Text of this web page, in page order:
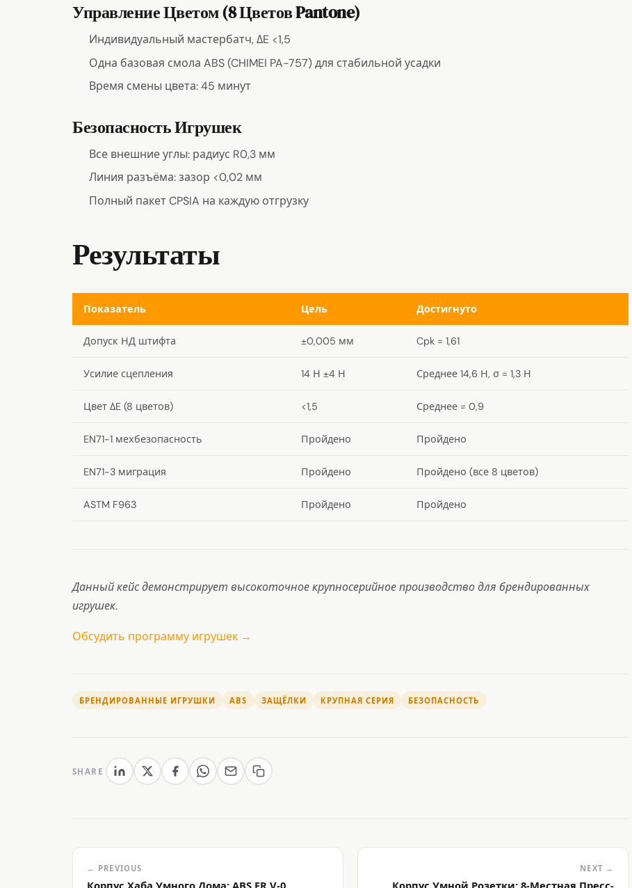
Управление Цветом (8 Цветов Pantone)
Индивидуальный мастербатч, ΔE <1,5
Одна базовая смола ABS (CHIMEI PA-757) для стабильной усадки
Время смены цвета: 45 минут
Безопасность Игрушек
Все внешние углы: радиус R0,3 мм
Линия разъёма: зазор <0,02 мм
Полный пакет CPSIA на каждую отгрузку
Результаты
Показатель Цель Достигнуто
Допуск НД штифта ±0,005 мм Cpk = 1,61
Усилие сцепления 14 Н ±4 Н Среднее 14,6 Н, σ = 1,3 Н
Цвет ΔE (8 цветов) <1,5 Среднее = 0,9
EN71-1 мехбезопасность Пройдено Пройдено
EN71-3 миграция Пройдено Пройдено (все 8 цветов)
ASTM F963 Пройдено Пройдено
Данный кейс демонстрирует высокоточное крупносерийное производство для брендированных
игрушек.
Обсудить программу игрушек →
БРЕНДИРОВАННЫЕ ИГРУШКИ ABS ЗАЩЁЛКИ КРУПНАЯ СЕРИЯ БЕЗОПАСНОСТЬ
SHARE
← PREVIOUS NEXT →